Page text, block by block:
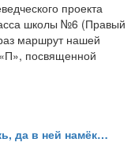
проекта
школы №6 (Правый
маршрут нашей
«П», посвященной
да в ней намёк…